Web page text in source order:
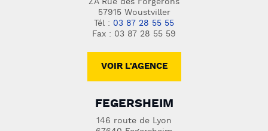
57915 Woustviller
Tél : 03 87 28 55 55
Fax : 03 87 28 55 59
VOIR L'AGENCE
FEGERSHEIM
146 route de Lyon